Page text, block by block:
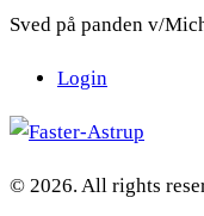
Sved på panden v/
Login
© 2026. All rights